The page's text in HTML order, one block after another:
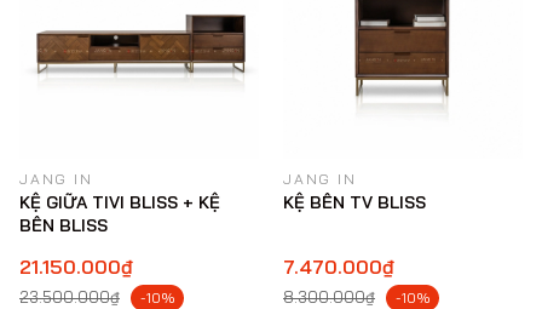
JANG IN
KỆ GIỮA TIVI BLISS + KỆ
BÊN BLISS
21.150.000₫
23.500.000₫ -10%
JANG IN
KỆ BÊN TV BLISS
7.470.000₫
8.300.000₫ -10%